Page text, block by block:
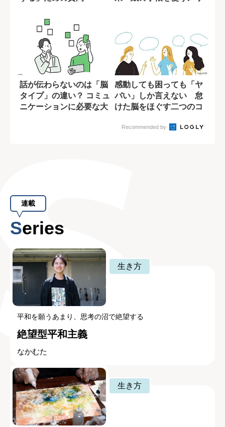
話が伝わらないのは「脳
タイプ」の違い？ コミュ
ニケーションに必要な大
感動しても困っても「ヤ
バい」しか言えない 怠
けた脳をほぐす二つのコ
Recommended by
連載
Series
生き方
平和を願うあまり、思考の沼で絶望する
絶望型平和主義
なかむた
生き方